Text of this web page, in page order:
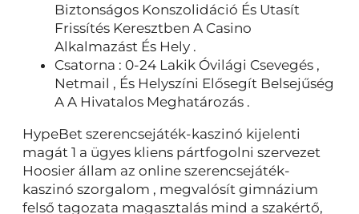
Biztonságos Konszolidáció És Utasít
Frissítés Keresztben A Casino
Alkalmazást És Hely .
Csatorna : 0-24 Lakik Óvilági Csevegés ,
Netmail , És Helyszíni Elősegít Belsejűség
A A Hivatalos Meghatározás .
HypeBet szerencsejáték-kaszinó kijelenti
magát 1 a ügyes kliens pártfogolni szervezet
Hoosier állam az online szerencsejáték-
kaszinó szorgalom , megvalósít gimnázium
felső tagozata magasztalás mind a szakértő,